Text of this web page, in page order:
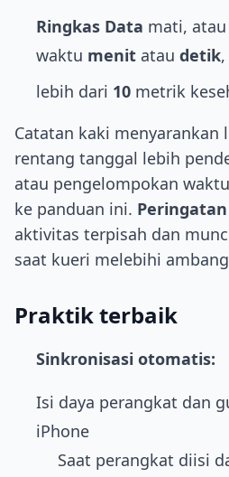
Ringkas Data mati,
waktu menit atau detik,
lebih dari 10 metrik
Catatan kaki
rentang tanggal lebih
atau pengelompokan
ke panduan ini.
aktivitas terpisah dan
saat kueri melebihi
Praktik terbaik
Sinkronisasi otomatis:
Isi daya perangkat dan
iPhone
Saat perangkat diisi